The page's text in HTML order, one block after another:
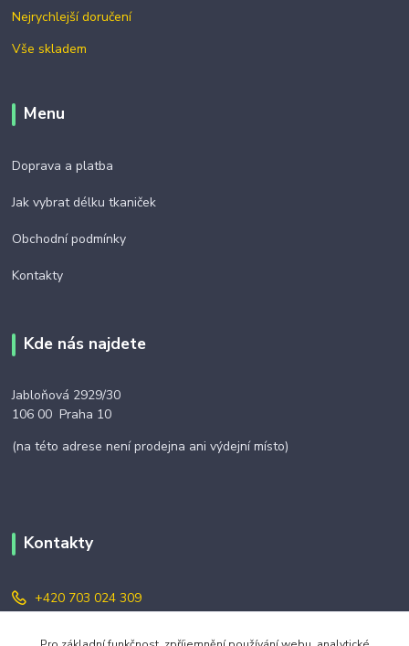
Nejrychlejší doručení
Vše skladem
Menu
Doprava a platba
Jak vybrat délku tkaniček
Obchodní podmínky
Kontakty
Kde nás najdete
Jabloňová 2929/30
106 00 Praha 10
(na této adrese není prodejna ani výdejní místo)
Kontakty
+420 703 024 309
objednavky@zavazuj.cz